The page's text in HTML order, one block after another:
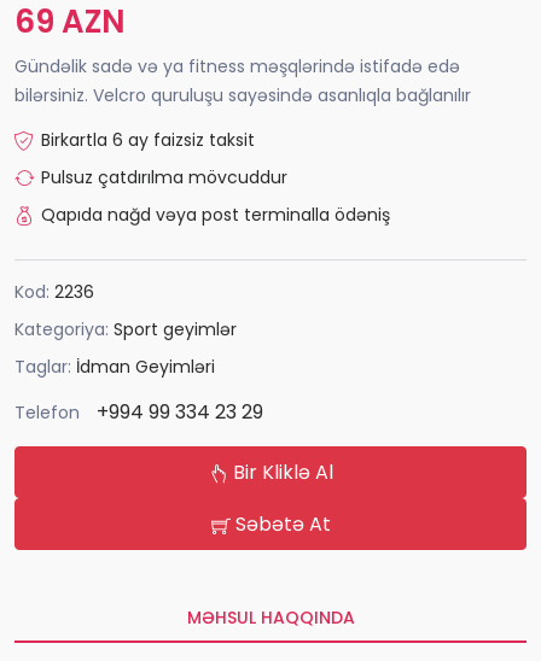
69 AZN
Gündəlik sadə və ya fitness məşqlərində istifadə edə
bilərsiniz. Velcro quruluşu sayəsində asanlıqla bağlanılır
Birkartla 6 ay faizsiz taksit
Pulsuz çatdırılma mövcuddur
Qapıda nağd vəya post terminalla ödəniş
Kod: 2236
Kategoriya: Sport geyimlər
Taglar: İdman Geyimləri
Telefon
+994 99 334 23 29
Bir Kliklə Al
Səbətə At
MƏHSUL HAQQINDA